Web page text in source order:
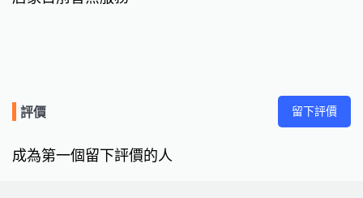
評價 留下評價
成為第一個留下評價的人